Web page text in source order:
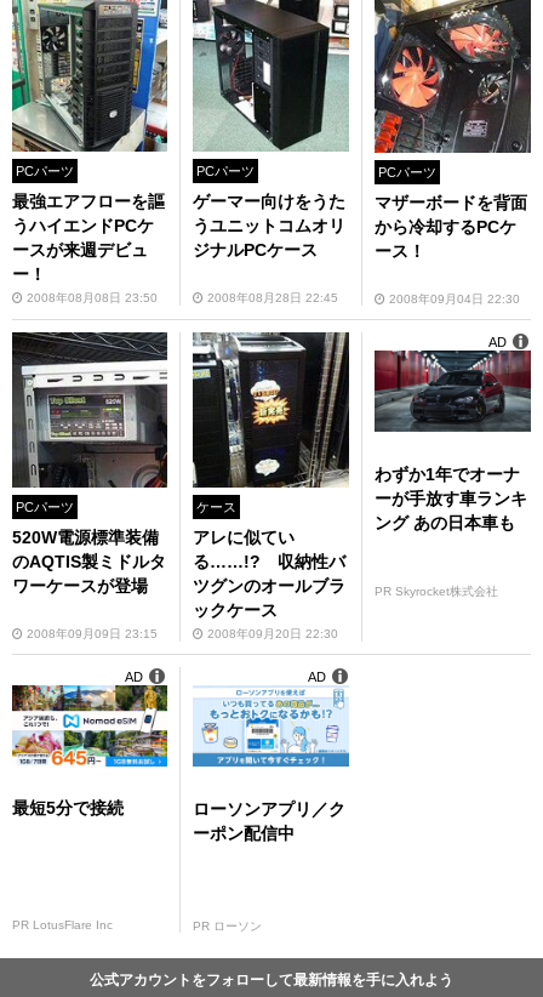
PCパーツ
最強エアフローを謳
うハイエンドPCケ
ースが来週デビュ
ー！
2008年08月08日 23:50
PCパーツ
ゲーマー向けをうた
うユニットコムオリ
ジナルPCケース
2008年08月28日 22:45
PCパーツ
マザーボードを背面
から冷却するPCケ
ース！
2008年09月04日 22:30
PCパーツ
520W電源標準装備
のAQTIS製ミドルタ
ワーケースが登場
2008年09月09日 23:15
ケース
アレに似てい
る……!? 収納性バ
ツグンのオールブラ
ックケース
2008年09月20日 22:30
わずか1年でオーナ
ーが手放す車ランキ
ング あの日本車も
PR Skyrocket株式会社
AD
最短5分で接続
PR LotusFlare Inc
AD
ローソンアプリ／ク
ーポン配信中
PR ローソン
AD
公式アカウントをフォローして最新情報を手に入れよう